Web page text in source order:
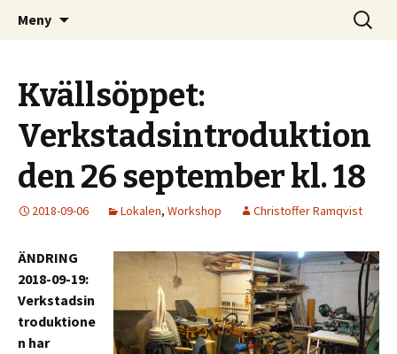
Uppsala Makerspace
Kom och skapa i Uppsala!
Meny
Sök
efter:
Kvällsöppet:
Verkstadsintroduktion
den 26 september kl. 18
2018-09-06 Lokalen, Workshop Christoffer Ramqvist
ÄNDRING
2018-09-19:
Verkstadsin
troduktione
n har